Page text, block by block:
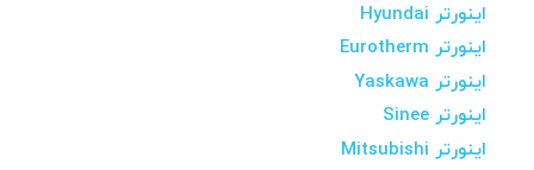
اینورتر Hyundai
اینورتر Eurotherm
اینورتر Yaskawa
اینورتر Sinee
اینورتر Mitsubishi